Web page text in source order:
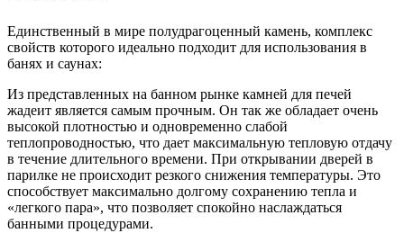
Единственный в мире полудрагоценный камень, комплекс
свойств которого идеально подходит для использования в
банях и саунах:
Из представленных на банном рынке камней для печей
жадеит является самым прочным. Он так же обладает очень
высокой плотностью и одновременно слабой
теплопроводностью, что дает максимальную тепловую отдачу
в течение длительного времени. При открывании дверей в
парилке не происходит резкого снижения температуры. Это
способствует максимально долгому сохранению тепла и
«легкого пара», что позволяет спокойно наслаждаться
банными процедурами.